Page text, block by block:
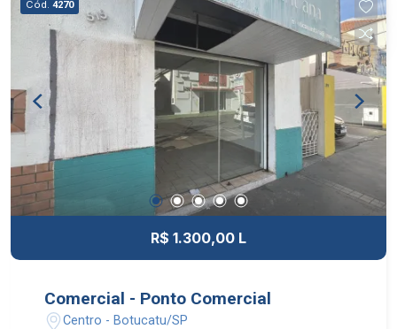
Cód. 4270
R$ 1.300,00 L
Comercial - Ponto Comercial
Centro - Botucatu/SP